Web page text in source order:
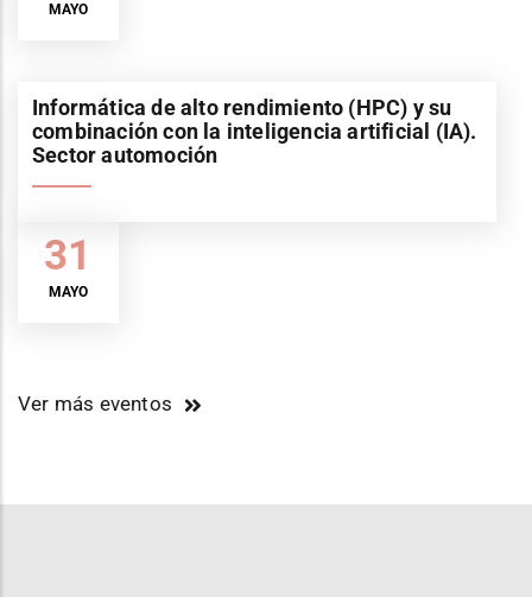
MAYO
31
MAYO
Informática de alto rendimiento (HPC) y su
combinación con la inteligencia artificial (IA).
Sector automoción
Ver más eventos